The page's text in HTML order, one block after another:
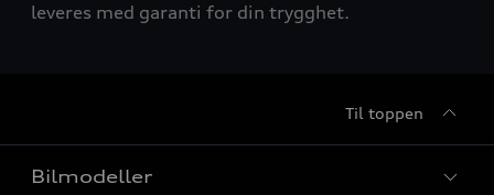
leveres med garanti for din trygghet.
Til toppen
Bilmodeller